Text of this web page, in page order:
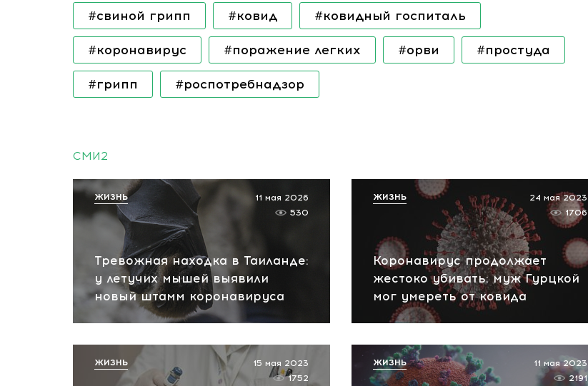
#свиной грипп #ковид #ковидный госпиталь
#коронавирус #поражение легких #орви #простуда
#грипп #роспотребнадзор
СМИ2
Тревожная находка в Таиланде:
у летучих мышей выявили
новый штамм коронавируса
11 мая 2026
530
ЖИЗНЬ
Коронавирус продолжает
жестоко убивать: муж Гурцкой
мог умереть от ковида
24 мая 2023
1706
ЖИЗНЬ
15 мая 2023
1752
ЖИЗНЬ
11 мая 2023
2191
ЖИЗНЬ